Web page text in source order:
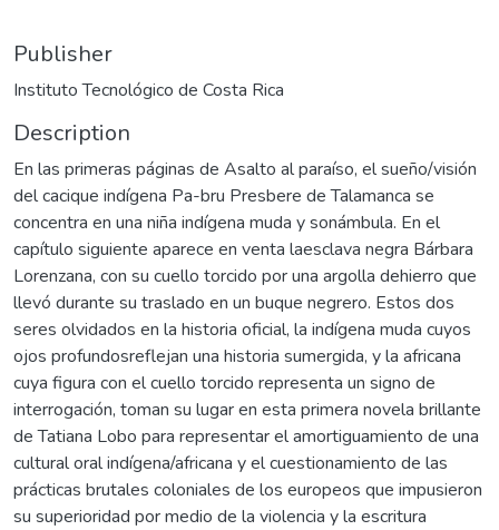
Publisher
Instituto Tecnológico de Costa Rica
Description
En las primeras páginas de Asalto al paraíso, el sueño/visión
del cacique indígena Pa-bru Presbere de Talamanca se
concentra en una niña indígena muda y sonámbula. En el
capítulo siguiente aparece en venta laesclava negra Bárbara
Lorenzana, con su cuello torcido por una argolla dehierro que
llevó durante su traslado en un buque negrero. Estos dos
seres olvidados en la historia oficial, la indígena muda cuyos
ojos profundosreflejan una historia sumergida, y la africana
cuya figura con el cuello torcido representa un signo de
interrogación, toman su lugar en esta primera novela brillante
de Tatiana Lobo para representar el amortiguamiento de una
cultural oral indígena/africana y el cuestionamiento de las
prácticas brutales coloniales de los europeos que impusieron
su superioridad por medio de la violencia y la escritura